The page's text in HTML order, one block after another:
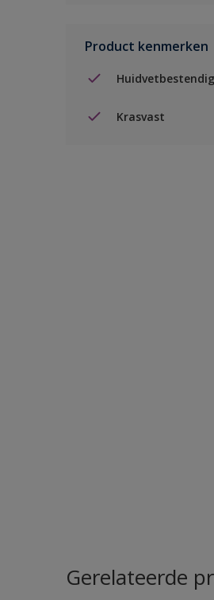
Product kenmerken
Huidvetbestendig
Krasvast
Gerelateerde